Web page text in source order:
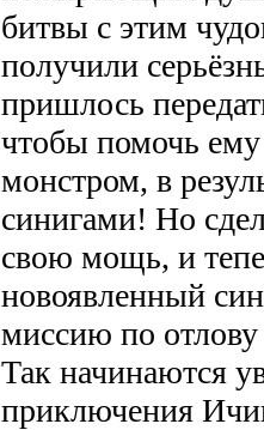
битвы с этим
получили
пришлось
чтобы помочь
монстром, в
синигами! Но
свою мощь, и
новоявленный
миссию по
Так начинаются
приключения